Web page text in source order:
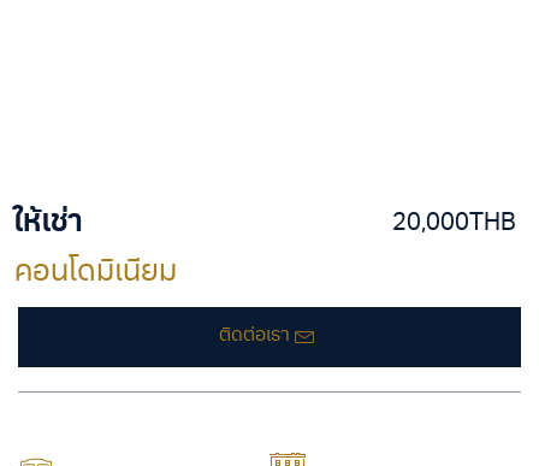
ให้เช่า
คอนโดมิเนียม
20,000THB
ติดต่อเรา